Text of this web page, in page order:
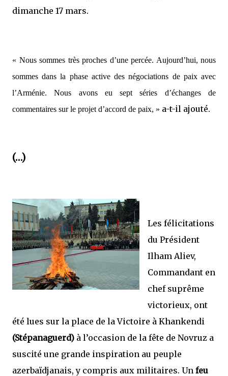
dimanche 17 mars.
« Nous sommes très proches d’une percée. Aujourd’hui, nous
sommes dans la phase active des négociations de paix avec
l’Arménie. Nous avons eu sept séries d’échanges de
commentaires sur le projet d’accord de paix, » a-t-il ajouté.
(…)
Les félicitations
du Président
Ilham Aliev,
Commandant en
chef suprême
victorieux, ont
été lues sur la place de la Victoire à Khankendi
(Stépanaguerd) à l’occasion de la fête de Novruz a
suscité une grande inspiration au peuple
azerbaïdjanais, y compris aux militaires. Un feu